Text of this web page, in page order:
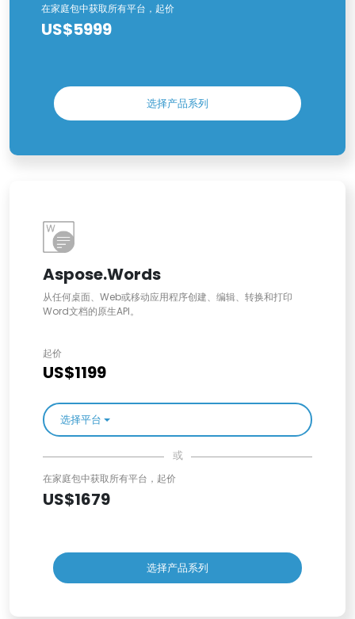
在家庭包中获取所有平台，起价
US$5999
选择产品系列
Aspose.Words
从任何桌面、Web或移动应用程序创建、编辑、转换和打印
Word文档的原生API。
起价
US$1199
选择平台
或
在家庭包中获取所有平台，起价
US$1679
选择产品系列